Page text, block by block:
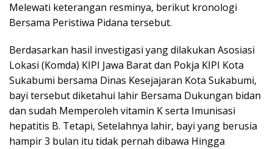
Melewati keterangan resminya, berikut kronologi
Bersama Peristiwa Pidana tersebut.
Berdasarkan hasil investigasi yang dilakukan Asosiasi
Lokasi (Komda) KIPI Jawa Barat dan Pokja KIPI Kota
Sukabumi bersama Dinas Kesejajaran Kota Sukabumi,
bayi tersebut diketahui lahir Bersama Dukungan bidan
dan sudah Memperoleh vitamin K serta Imunisasi
hepatitis B. Tetapi, Setelahnya lahir, bayi yang berusia
hampir 3 bulan itu tidak pernah dibawa Hingga